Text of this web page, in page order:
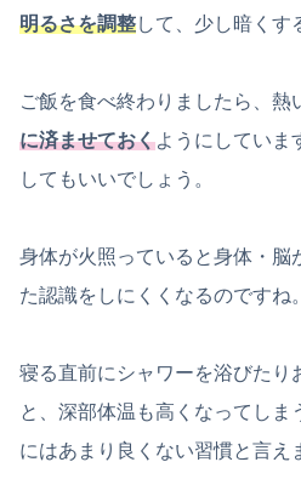
明るさを調整して、少し暗くす
ご飯を食べ終わりましたら、熱
に済ませておくようにしていま
してもいいでしょう。
身体が火照っていると身体・脳
た認識をしにくくなるのですね。
寝る直前にシャワーを浴びたり
と、深部体温も高くなってしま
にはあまり良くない習慣と言え